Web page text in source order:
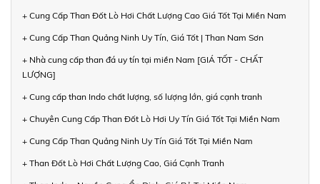
+ Cung Cấp Than Đốt Lò Hơi Chất Lượng Cao Giá Tốt Tại Miền Nam
+ Cung Cấp Than Quảng Ninh Uy Tín, Giá Tốt | Than Nam Sơn
+ Nhà cung cấp than đá uy tín tại miền Nam [GIÁ TỐT - CHẤT
LƯỢNG]
+ Cung cấp than Indo chất lượng, số lượng lớn, giá cạnh tranh
+ Chuyên Cung Cấp Than Đốt Lò Hơi Uy Tín Giá Tốt Tại Miền Nam
+ Cung Cấp Than Quảng Ninh Uy Tín Giá Tốt Tại Miền Nam
+ Than Đốt Lò Hơi Chất Lượng Cao, Giá Cạnh Tranh